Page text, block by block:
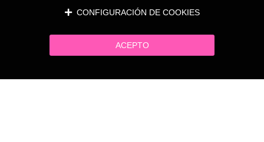
CONFIGURACIÓN DE COOKIES
ACEPTO